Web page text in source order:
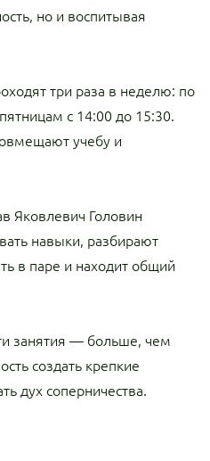
но и воспитывая
три раза в неделю: по
с 14:00 до 15:30.
учебу и
Яковлевич Головин
навыки, разбирают
в паре и находит общий
занятия — больше, чем
создать крепкие
дух соперничества.